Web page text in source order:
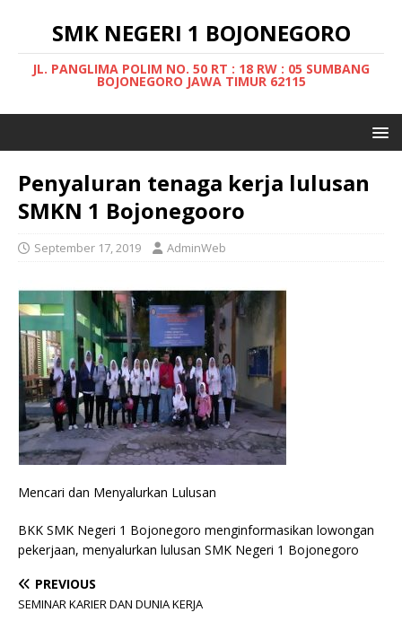
SMK NEGERI 1 BOJONEGORO
JL. PANGLIMA POLIM NO. 50 RT : 18 RW : 05 SUMBANG
BOJONEGORO JAWA TIMUR 62115
Penyaluran tenaga kerja lulusan
SMKN 1 Bojonegooro
September 17, 2019 AdminWeb
Mencari dan Menyalurkan Lulusan
BKK SMK Negeri 1 Bojonegoro menginformasikan lowongan
pekerjaan, menyalurkan lulusan SMK Negeri 1 Bojonegoro
PREVIOUS
SEMINAR KARIER DAN DUNIA KERJA